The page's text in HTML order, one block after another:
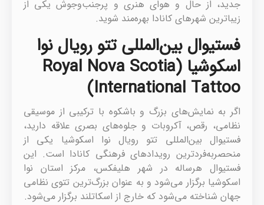
جدید، از حال و هوای هنری و پرجنب‌وجوش یکی از
زیباترین شهرهای کانادا بهره‌مند شوید.
فستیوال بین‌المللی تتو رویال نوا
اسکوشیا (Royal Nova Scotia
International Tattoo)
اگر به نمایش‌های بزرگ و باشکوه با ترکیبی از موسیقی
نظامی، رقص، آکروبات و جلوه‌های بصری علاقه دارید،
فستیوال بین‌المللی تتو رویال نوا اسکوشیا یکی از
منحصربه‌فردترین رویدادهای فرهنگی کانادا است. این
فستیوال هرساله در شهر هلیفکس، مرکز استان نوا
اسکوشیا برگزار می‌شود و به عنوان بزرگ‌ترین تتوی نظامی
جهان شناخته می‌شود که خارج از اسکاتلند برگزار می‌شود.